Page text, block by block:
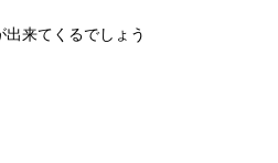
出来てくるでしょう